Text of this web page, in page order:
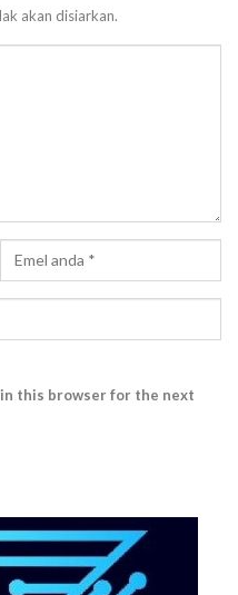
akan disiarkan.
in this browser for the next